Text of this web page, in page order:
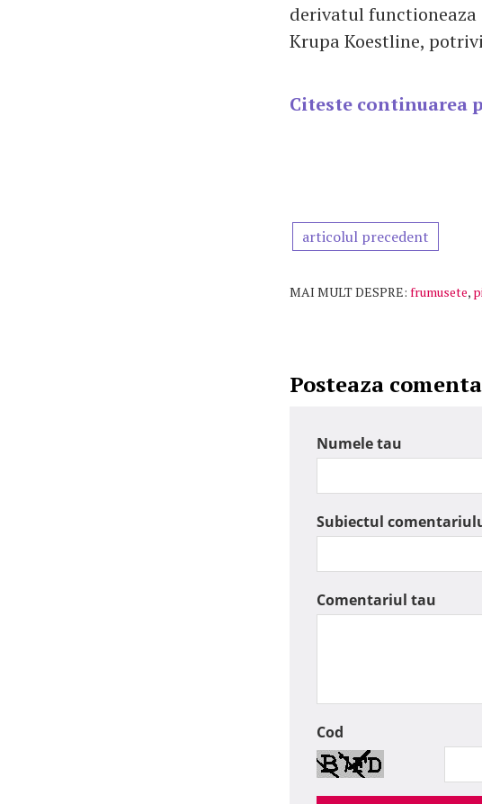
derivatul
Krupa Koestline,
Citeste continuarea
articolul precedent
MAI MULT DESPRE: frumusete,
Posteaza
Numele tau
Subiectul
Comentariul tau
Cod